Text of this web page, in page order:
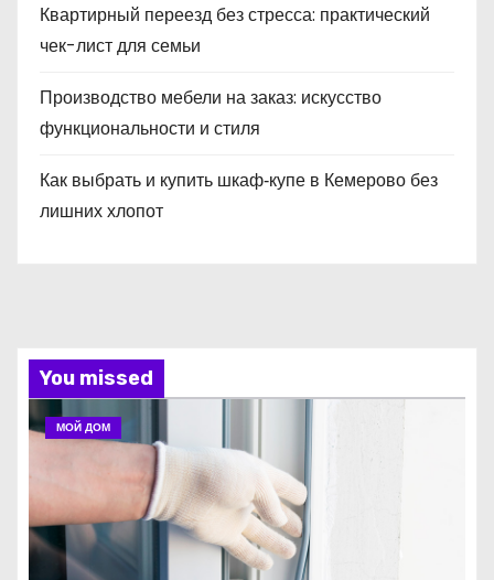
Квартирный переезд без стресса: практический
чек-лист для семьи
Производство мебели на заказ: искусство
функциональности и стиля
Как выбрать и купить шкаф‑купе в Кемерово без
лишних хлопот
You missed
МОЙ ДОМ